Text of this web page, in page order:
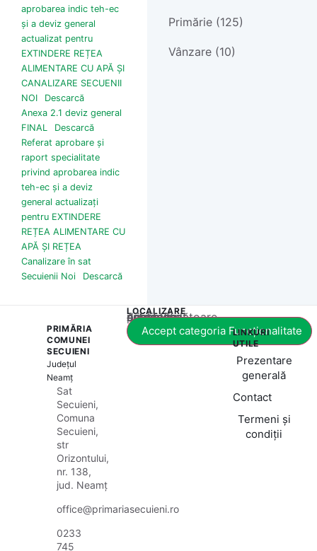
aprobarea indic teh-ec
și a deviz general
actualizat pentru
EXTINDERE REȚEA
ALIMENTARE CU APĂ ȘI
CANALIZARE SECUENII
NOI
Descarcă
Anexa 2.1 deviz general
FINAL
Descarcă
Referat aprobare și
raport specialitate
privind aprobarea indic
teh-ec și a deviz
general actualizați
pentru EXTINDERE
REȚEA ALIMENTARE CU
APĂ ȘI REȚEA
Canalizare în sat
Secuienii Noi
Descarcă
Primărie (125)
Vânzare (10)
PRIMĂRIA
COMUNEI
SECUIENI
Județul
Neamț
Sat
Secuieni,
Comuna
Secuieni,
str
Orizontului,
nr. 138,
jud. Neamț
office@primariasecuieni.ro
0233
745
LOCALIZARE
Acest conținut este blocat până când acceptați categoria corespunzătoare de cookie-uri.
Accept categoria Funcționalitate
LINKURI
UTILE
Prezentare
generală
Contact
Termeni și
condiții